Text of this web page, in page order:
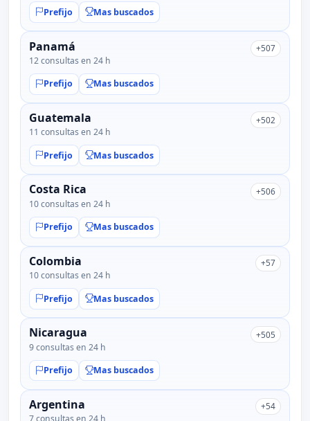
Prefijo Mas buscados
Panamá
12 consultas en 24 h
+507
Prefijo Mas buscados
Guatemala
11 consultas en 24 h
+502
Prefijo Mas buscados
Costa Rica
10 consultas en 24 h
+506
Prefijo Mas buscados
Colombia
10 consultas en 24 h
+57
Prefijo Mas buscados
Nicaragua
9 consultas en 24 h
+505
Prefijo Mas buscados
Argentina +54